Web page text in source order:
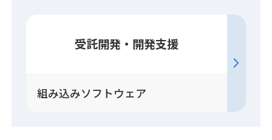
受託開発・開発支援
組み込みソフトウェア